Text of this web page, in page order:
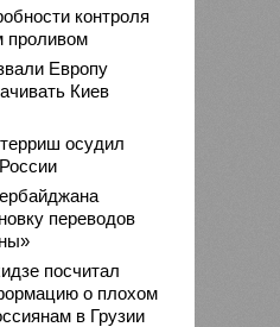
контроля
проливом
Европу
Киев
осудил
переводов
посчитал
о плохом
в Грузии